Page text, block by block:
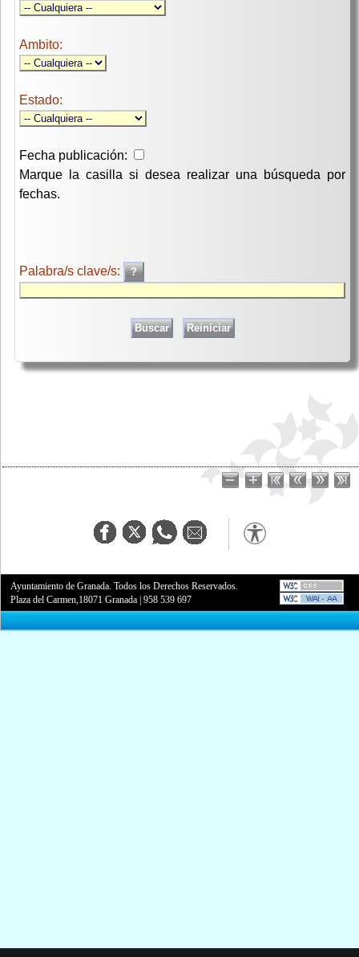
Ambito:
Estado:
Fecha publicación:
Marque la casilla si desea realizar una búsqueda por
fechas.
Palabra/s clave/s:
Ayuntamiento de Granada. Todos los Derechos Reservados.
Plaza del Carmen,18071 Granada |958 539 697